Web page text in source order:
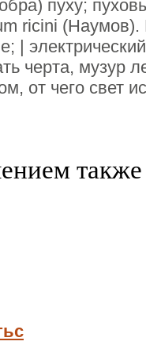
пуху;
ricini (Наумов).
|
черта, музур
от чего свет